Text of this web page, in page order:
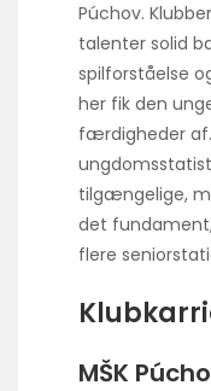
Púchov.
talenter solid
spilforståelse
her fik den
færdigheder
tilgængelige,
det
flere
MŠK